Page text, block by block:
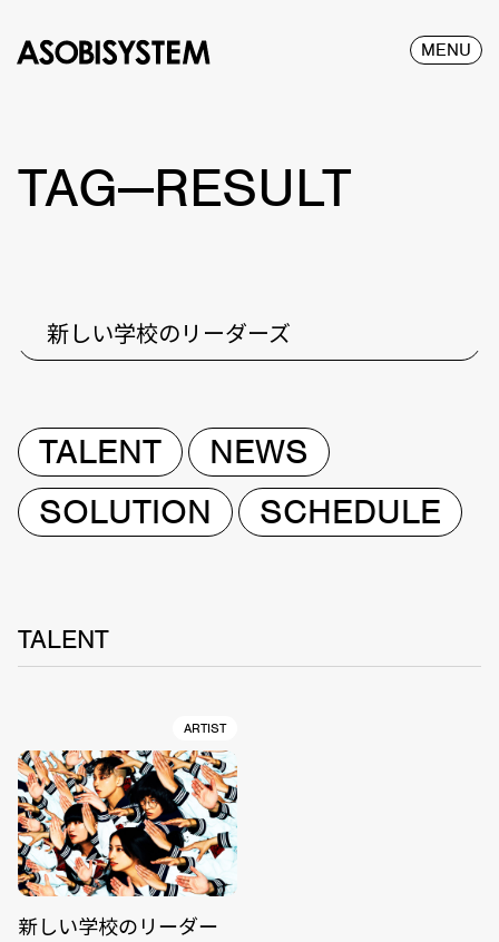
MENU
TAG—RESULT
新しい学校のリーダーズ
TALENT
NEWS
SOLUTION
SCHEDULE
TALENT
ARTIST
新しい学校のリーダー